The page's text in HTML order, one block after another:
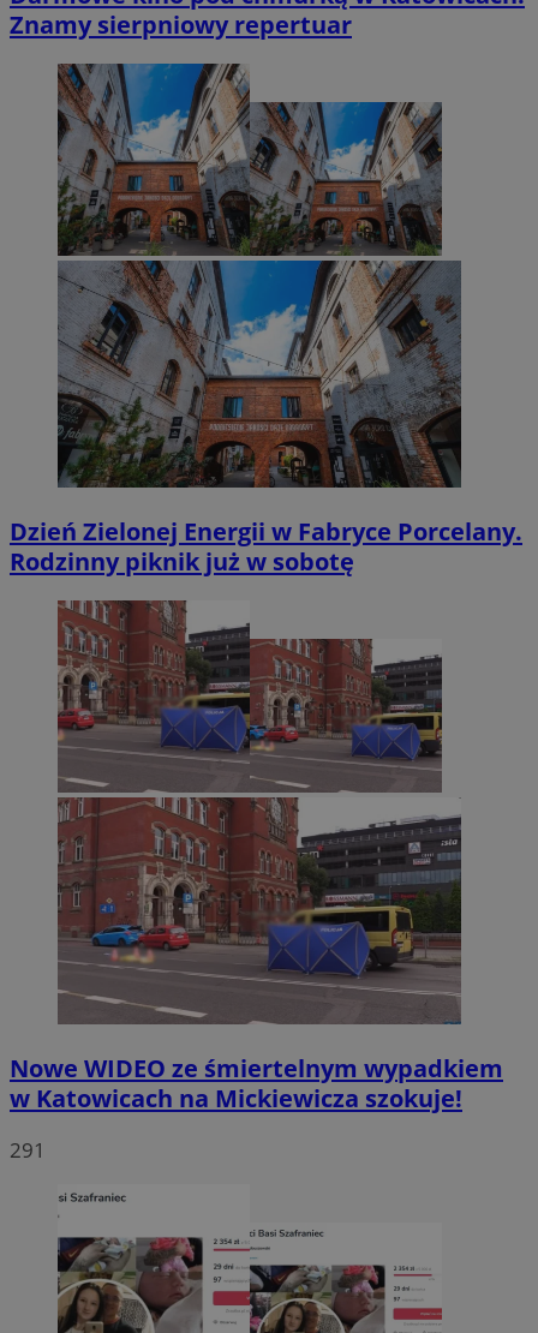
Znamy sierpniowy repertuar
Dzień Zielonej Energii w Fabryce Porcelany.
Rodzinny piknik już w sobotę
Nowe WIDEO ze śmiertelnym wypadkiem
w Katowicach na Mickiewicza szokuje!
291